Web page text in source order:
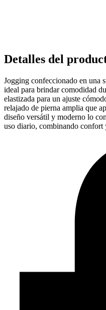
Detalles del
Jogging confeccionado en una
ideal para brindar comodidad
elastizada para un ajuste
relajado de pierna amplia que
diseño versátil y moderno lo
uso diario, combinando confort